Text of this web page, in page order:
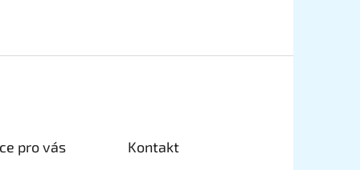
pro vás Kontakt